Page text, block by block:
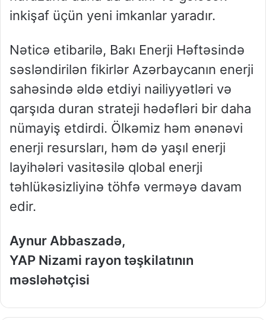
inkişaf üçün yeni imkanlar yaradır.
Nəticə etibarilə, Bakı Enerji Həftəsində
səsləndirilən fikirlər Azərbaycanın enerji
sahəsində əldə etdiyi nailiyyətləri və
qarşıda duran strateji hədəfləri bir daha
nümayiş etdirdi. Ölkəmiz həm ənənəvi
enerji resursları, həm də yaşıl enerji
layihələri vasitəsilə qlobal enerji
təhlükəsizliyinə töhfə verməyə davam
edir.
Aynur Abbaszadə,
YAP Nizami rayon təşkilatının
məsləhətçisi